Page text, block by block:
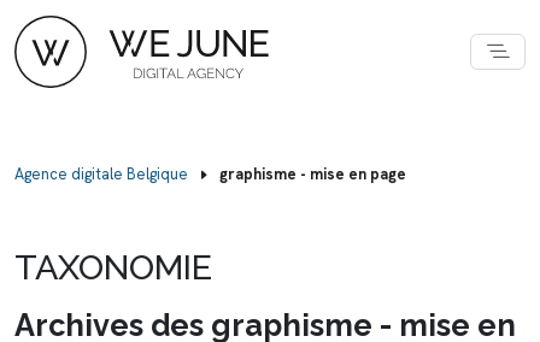
Agence digitale Belgique graphisme - mise en page
TAXONOMIE
Archives des graphisme - mise en